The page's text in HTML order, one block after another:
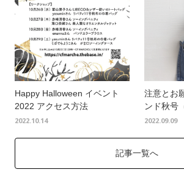
Happy Halloween イベント
2022 アクセス方法
2022.10.14
注意とお
ンド秋号
2022.09.09
記事一覧へ